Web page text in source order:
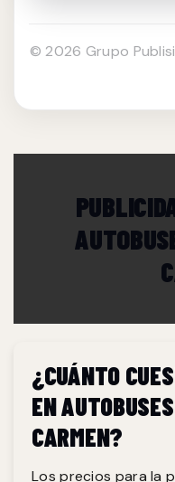
© 2026 Grupo
¿CUÁNTO
EN
CARMEN?
Los precios para la